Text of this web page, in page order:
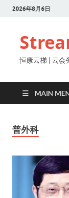
2026年8月6日
恒康云梯 | 云会
MAIN
普外科